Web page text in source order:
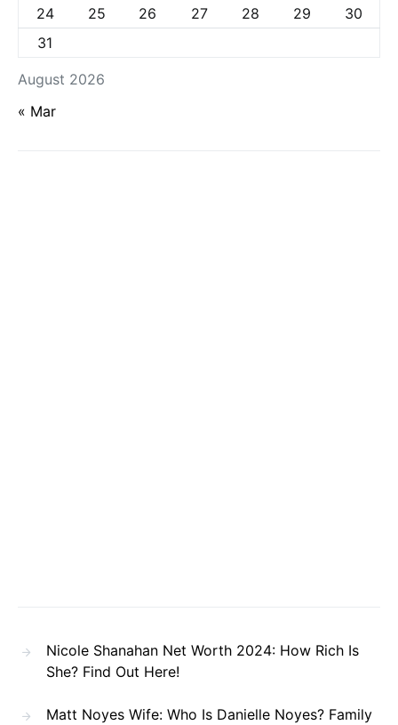
August 2026
24
25 26 27 28 29
30
31
« Mar
Nicole Shanahan Net Worth 2024: How Rich Is
She? Find Out Here!
Matt Noyes Wife: Who Is Danielle Noyes? Family